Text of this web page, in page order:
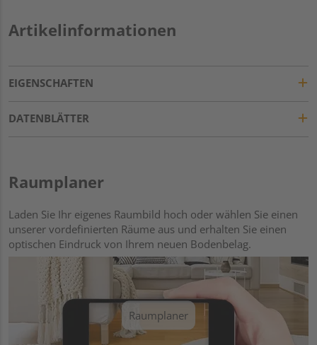
Artikelinformationen
EIGENSCHAFTEN
DATENBLÄTTER
Raumplaner
Laden Sie Ihr eigenes Raumbild hoch oder wählen Sie einen
unserer vordefinierten Räume aus und erhalten Sie einen
optischen Eindruck von Ihrem neuen Bodenbelag.
Raumplaner